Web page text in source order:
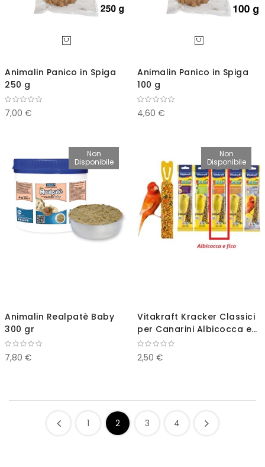
Animalin Panico in Spiga
250 g
7,00 €
Animalin Panico in Spiga
100 g
4,60 €
Non
Disponibile
Animalin Realpatè Baby
300 gr
7,80 €
Non
Disponibile
Vitakraft Kracker Classici
per Canarini Albicocca e
Fichi
2,50 €
1 2 3 4